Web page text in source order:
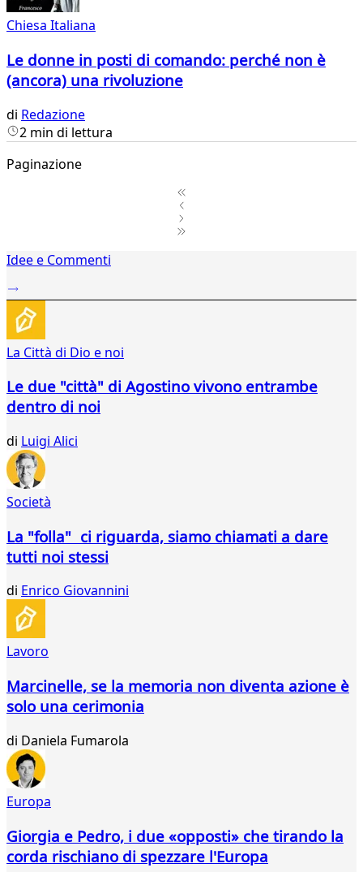
Chiesa Italiana
Le donne in posti di comando: perché non è
(ancora) una rivoluzione
di Redazione
2 min di lettura
Paginazione
2Idee e Commenti
La Città di Dio e noi
Le due "città" di Agostino vivono entrambe
dentro di noi
di Luigi Alici
Società
La "folla" ci riguarda, siamo chiamati a dare
tutti noi stessi
di Enrico Giovannini
Lavoro
Marcinelle, se la memoria non diventa azione è
solo una cerimonia
di Daniela Fumarola
Europa
Giorgia e Pedro, i due «opposti» che tirando la
corda rischiano di spezzare l'Europa